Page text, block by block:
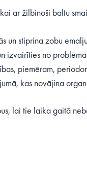
ar žilbinoši baltu
un stiprina zobu
izvairīties no
piemēram,
kas novājina
lai tie laika gaitā